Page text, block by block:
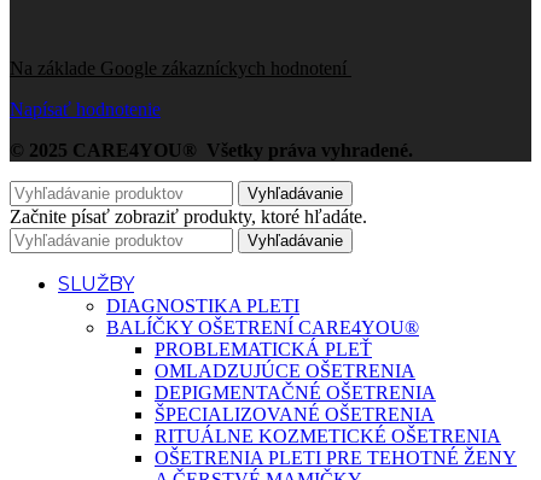
Na základe Google zákazníckych hodnotení
Napísať hodnotenie
© 2025 CARE4YOU® Všetky práva vyhradené.
Vyhľadávanie
Začnite písať zobraziť produkty, ktoré hľadáte.
Vyhľadávanie
SLUŽBY
DIAGNOSTIKA PLETI
BALÍČKY OŠETRENÍ CARE4YOU®
PROBLEMATICKÁ PLEŤ
OMLADZUJÚCE OŠETRENIA
DEPIGMENTAČNÉ OŠETRENIA
ŠPECIALIZOVANÉ OŠETRENIA
RITUÁLNE KOZMETICKÉ OŠETRENIA
OŠETRENIA PLETI PRE TEHOTNÉ ŽENY